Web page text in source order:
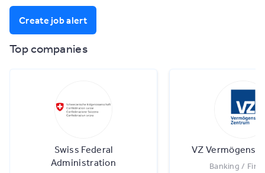
Create job alert
Top companies
Swiss Federal
Administration
VZ
Banking /